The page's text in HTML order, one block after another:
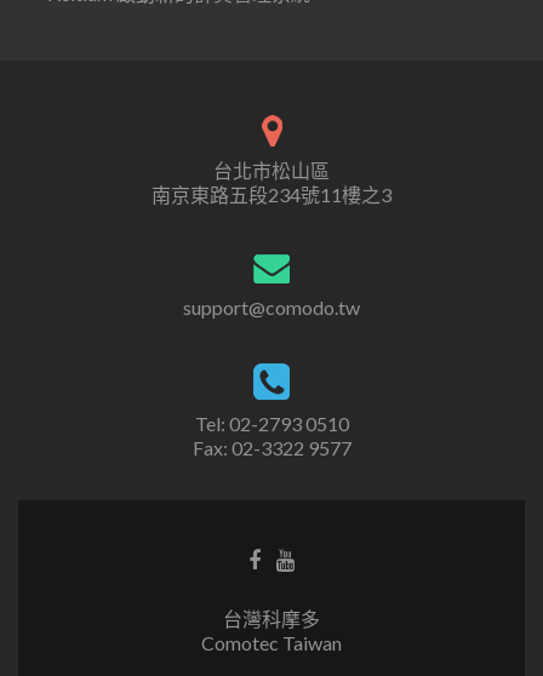
台北市松山區
南京東路五段234號11樓之3
support@comodo.tw
Tel: 02-2793 0510
Fax: 02-3322 9577
台灣科摩多
Comotec Taiwan